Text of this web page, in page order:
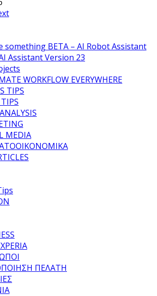
something BETA – AI Robot Assistant
Assistant Version 23
WORKFLOW EVERYWHERE
TIPS
MEDIA
ΠΕΛΑΤΗ